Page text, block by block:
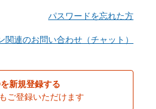
パスワードを忘れた方
関連のお問い合わせ（チャット）
新規登録する
ご登録いただけます